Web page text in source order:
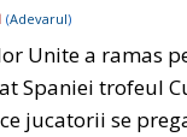
(Adevarul)
Unite a ramas
Spaniei trofeul
jucatorii se